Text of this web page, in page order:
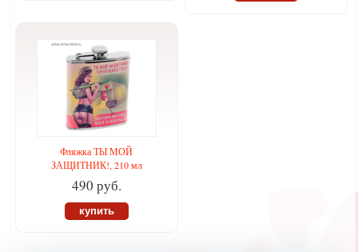
Фляжка ТЫ МОЙ
ЗАЩИТНИК!, 210 мл
490 руб.
купить